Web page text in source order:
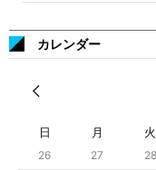
カレンダー
日 月 火
26 27 28